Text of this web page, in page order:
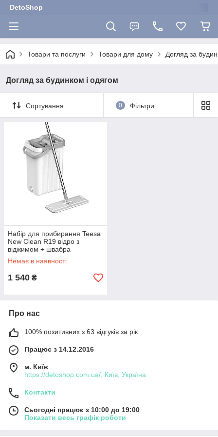
DetoShop
Товари та послуги Товари для дому Догляд за
Догляд за будинком і одягом
Сортування 0 Фільтри
Набір для прибирання Teesa
New Clean R19 відро з
віджимом + швабра
Немає в наявності
1 540 ₴
Про нас
100% позитивних з 63 відгуків за рік
Працює з 14.12.2016
м. Київ
https://detoshop.com.ua/, Київ, Україна
Контакти
Сьогодні працює з 10:00 до 19:00
Показати весь графік роботи